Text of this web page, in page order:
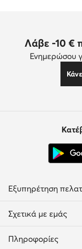
Λάβε -10 €
Ενημερώσου
Εξυπηρέτηση
Σχετικά με εμάς
Πληροφορίες